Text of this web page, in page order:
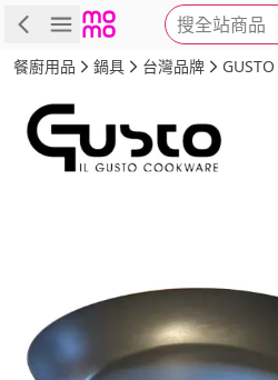
搜全站商品
商品 評價 詳情
餐廚用品 鍋具 台灣品牌 GUSTO